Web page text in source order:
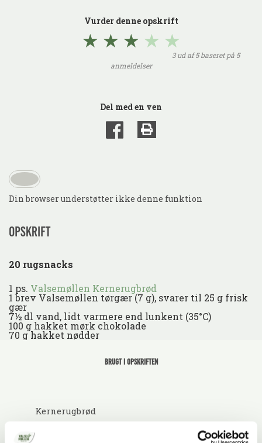
Vurder denne opskrift
★ ★ ★ ★ ★
3ud af5baseret på 5
anmeldelser
Del med en ven
Din browser understøtter ikke denne funktion
Opskrift
20 rugsnacks
1 ps. Valsemøllen Kernerugbrød
1 brev Valsemøllen tørgær (7 g), svarer til 25 g frisk
gær
7½ dl vand, lidt varmere end lunkent (35°C)
100 g hakket mørk chokolade
70 g hakket nødder
Brugt i opskriften
Kernerugbrød